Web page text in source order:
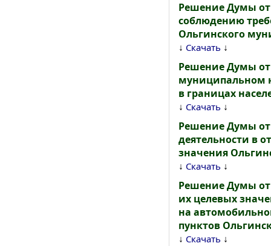
Решение Думы
соблюдению
Ольгинского
↓ Скачать ↓
Решение Думы
муниципальном
в границах
↓ Скачать ↓
Решение Думы
деятельности в
значения
↓ Скачать ↓
Решение Думы от
их целевых
на
пунктов
↓ Скачать ↓